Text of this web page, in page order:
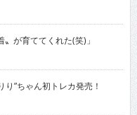
が育ててくれた(笑)」
”ちゃん初トレカ発売！